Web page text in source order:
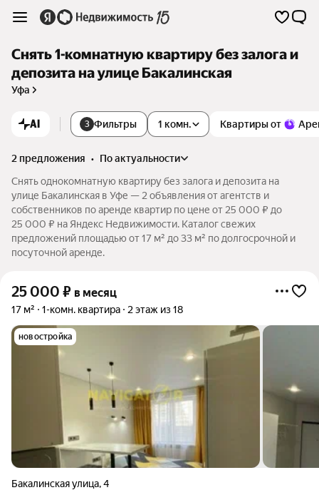
Снять 1-комнатную квартиру без залога и
депозита на улице Бакалинская
Уфа
AI 3 Фильтры Квартиры от
1 комн.
2 предложения •
по актуальности
Снять однокомнатную квартиру без залога и депозита на
улице Бакалинская в Уфе — 2 объявления от агентств и
собственников по аренде квартир по цене от 25 000 ₽ до
25 000 ₽ на Яндекс Недвижимости. Каталог свежих
предложений площадью от 17 м² до 33 м² по долгосрочной и
посуточной аренде.
25 000 ₽ в месяц
17 м² 1-комн. квартира 2 этаж из 18
новостройка
Бакалинская улица,4